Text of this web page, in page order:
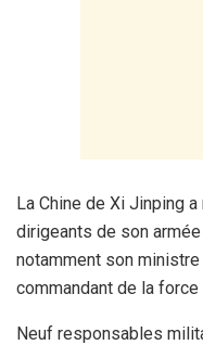
La Chine de Xi Jinping
dirigeants de son
notamment son
commandant de la
Neuf responsables